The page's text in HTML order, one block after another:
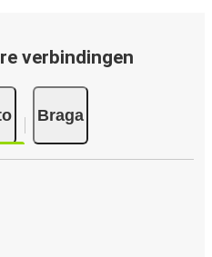
betalen.
verbindingen
Braga